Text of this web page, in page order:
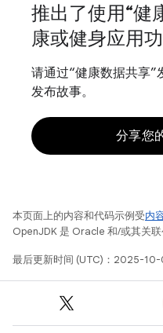
推出了使用“健
康或健身应用
请通过“健康数据共享”
发布故事。
分享您
本页面上的内容和代码示例受内
OpenJDK 是 Oracle 和/或其关联
最后更新时间 (UTC)：2025-10-